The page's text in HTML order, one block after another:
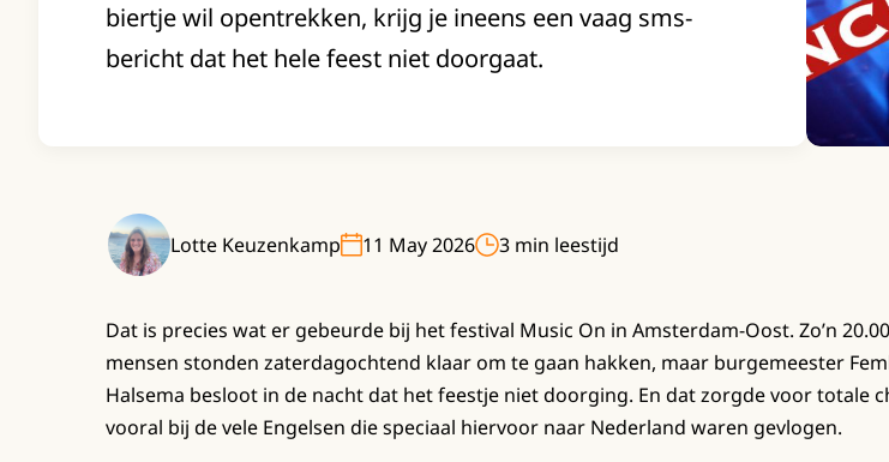
biertje wil opentrekken, krijg je ineens een vaag sms-
bericht dat het hele feest niet doorgaat.
Lotte Keuzenkamp 11 May 2026 3 min leestijd
Dat is precies wat er gebeurde bij het festival Music On in Amsterdam-Oost. Zo’n
mensen stonden zaterdagochtend klaar om te gaan hakken, maar burgemeester
Halsema besloot in de nacht dat het feestje niet doorging. En dat zorgde voor totale
vooral bij de vele Engelsen die speciaal hiervoor naar Nederland waren gevlogen.